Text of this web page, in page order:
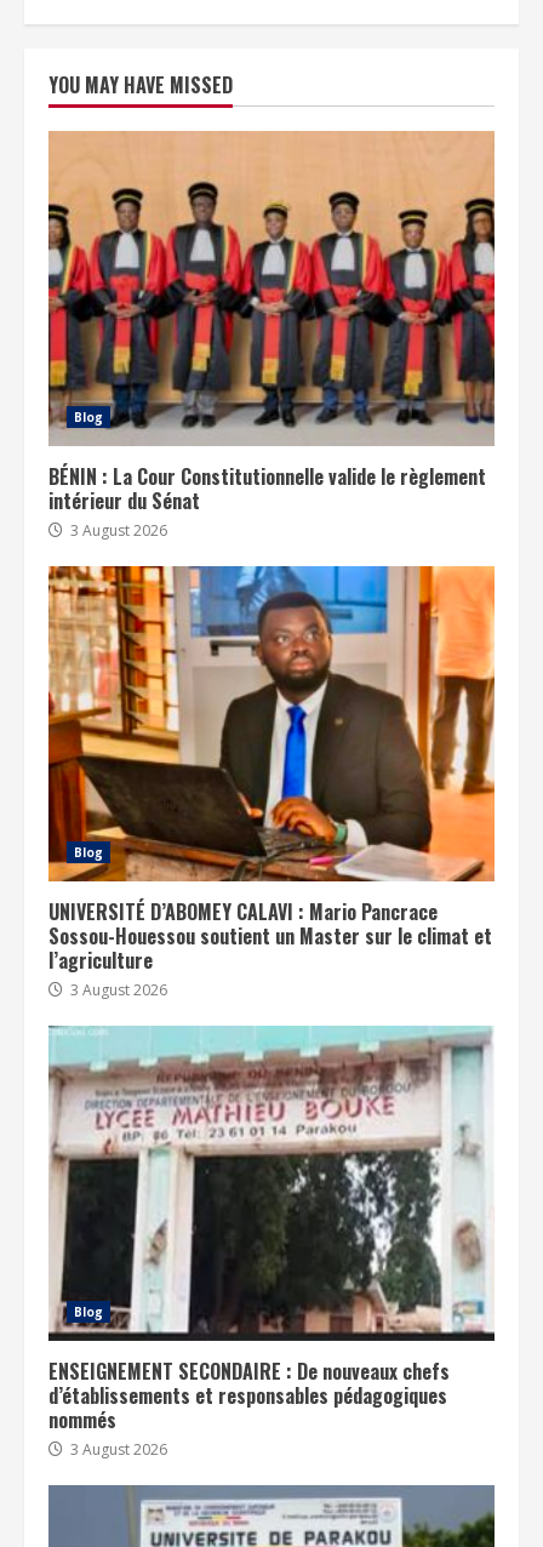
YOU MAY HAVE MISSED
Blog
BÉNIN : La Cour Constitutionnelle valide le règlement
intérieur du Sénat
3 August 2026
Blog
UNIVERSITÉ D’ABOMEY CALAVI : Mario Pancrace
Sossou-Houessou soutient un Master sur le climat et
l’agriculture
3 August 2026
Blog
ENSEIGNEMENT SECONDAIRE : De nouveaux chefs
d’établissements et responsables pédagogiques
nommés
3 August 2026